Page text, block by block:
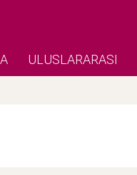
ULUSLARARASI